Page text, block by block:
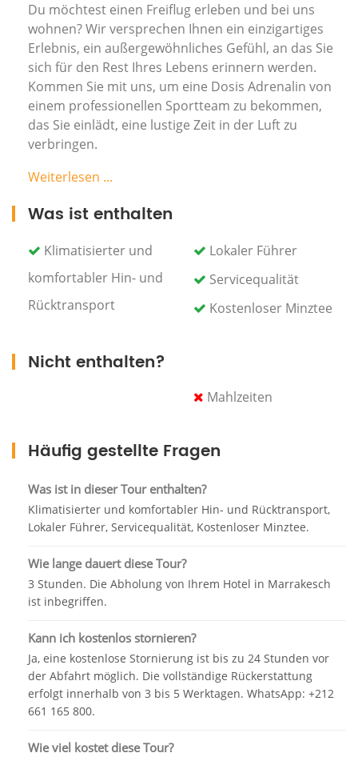
Du möchtest einen Freiflug erleben und bei uns
wohnen? Wir versprechen Ihnen ein einzigartiges
Erlebnis, ein außergewöhnliches Gefühl, an das Sie
sich für den Rest Ihres Lebens erinnern werden.
Kommen Sie mit uns, um eine Dosis Adrenalin von
einem professionellen Sportteam zu bekommen,
das Sie einlädt, eine lustige Zeit in der Luft zu
verbringen.
Die Erfahrung führt Sie zu einer Gruppe von
Toubkal Akkerkour und dem Lalla Takerkoust Dam.
Fahren Sie nach Akerkor, dem Ort, an dem Sie die
machen.
Ihnen nach der Landung in Erinnerung bleiben. Vor
statt.
Und dann zurück nach Marrakesch mit
unvergesslichen Erinnerungen.
Weiterlesen ...
Was ist enthalten
Klimatisierter und
komfortabler Hin- und
Rücktransport
Lokaler Führer
Servicequalität
Kostenloser Minztee
Nicht enthalten?
Mahlzeiten
Häufig gestellte Fragen
Was ist in dieser Tour enthalten?
Klimatisierter und komfortabler Hin- und Rücktransport,
Lokaler Führer, Servicequalität, Kostenloser Minztee.
Wie lange dauert diese Tour?
3 Stunden. Die Abholung von Ihrem Hotel in Marrakesch
ist inbegriffen.
Kann ich kostenlos stornieren?
Ja, eine kostenlose Stornierung ist bis zu 24 Stunden vor
der Abfahrt möglich. Die vollständige Rückerstattung
erfolgt innerhalb von 3 bis 5 Werktagen. WhatsApp: +212
661 165 800.
Wie viel kostet diese Tour?